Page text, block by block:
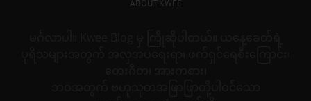
ABOUT KWEE